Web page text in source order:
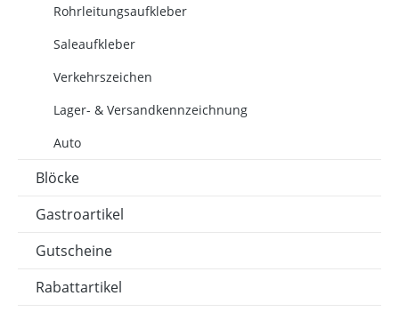
Rohrleitungsaufkleber
Saleaufkleber
Verkehrszeichen
Lager- & Versandkennzeichnung
Auto
Blöcke
Gastroartikel
Gutscheine
Rabattartikel